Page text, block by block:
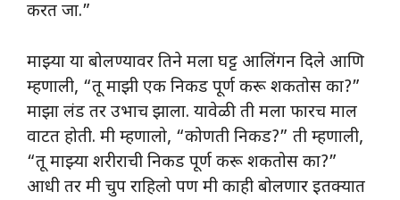
करत जा.”
माझ्या या बोलण्यावर तिने मला घट्ट आलिंगन दिले आणि
म्हणाली, “तू माझी एक निकड पूर्ण करू शकतोस का?”
माझा लंड तर उभाच झाला. यावेळी ती मला फारच माल
वाटत होती. मी म्हणालो, “कोणती निकड?” ती म्हणाली,
“तू माझ्या शरीराची निकड पूर्ण करू शकतोस का?”
आधी तर मी चुप राहिलो पण मी काही बोलणार इतक्यात